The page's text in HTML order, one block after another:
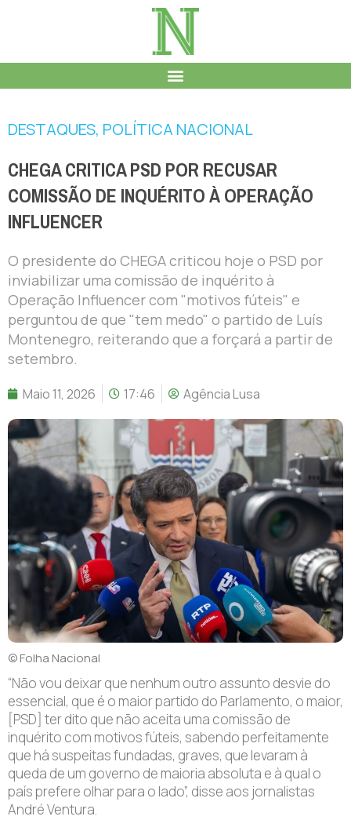
DESTAQUES, POLÍTICA NACIONAL
CHEGA CRITICA PSD POR RECUSAR
COMISSÃO DE INQUÉRITO À OPERAÇÃO
INFLUENCER
O presidente do CHEGA criticou hoje o PSD por
inviabilizar uma comissão de inquérito à
Operação Influencer com "motivos fúteis" e
perguntou de que "tem medo" o partido de Luís
Montenegro, reiterando que a forçará a partir de
setembro.
Maio 11, 2026 17:46 Agência Lusa
© Folha Nacional
“Não vou deixar que nenhum outro assunto desvie do
essencial, que é o maior partido do Parlamento, o maior,
[PSD] ter dito que não aceita uma comissão de
inquérito com motivos fúteis, sabendo perfeitamente
que há suspeitas fundadas, graves, que levaram à
queda de um governo de maioria absoluta e à qual o
país prefere olhar para o lado”, disse aos jornalistas
André Ventura.